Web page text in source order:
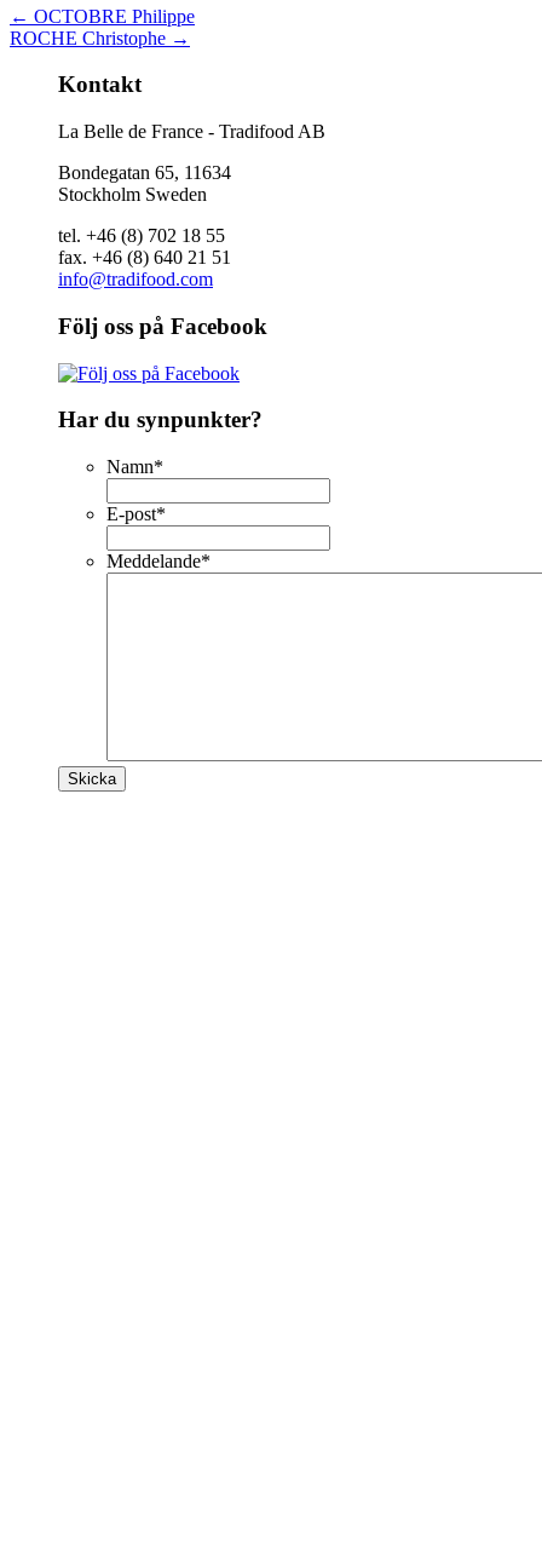
← OCTOBRE Philippe
ROCHE Christophe →
Kontakt
La Belle de France - Tradifood AB
Bondegatan 65, 11634
Stockholm Sweden
tel. +46 (8) 702 18 55
fax. +46 (8) 640 21 51
info@tradifood.com
Följ oss på Facebook
Har du synpunkter?
Namn*
E-post*
Meddelande*